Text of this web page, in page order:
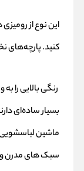
این نوع از
کنید. پارچه‌های
رنگی بالایی را
بسیار ساده‌ای
ماشین
سبک های مدرن و